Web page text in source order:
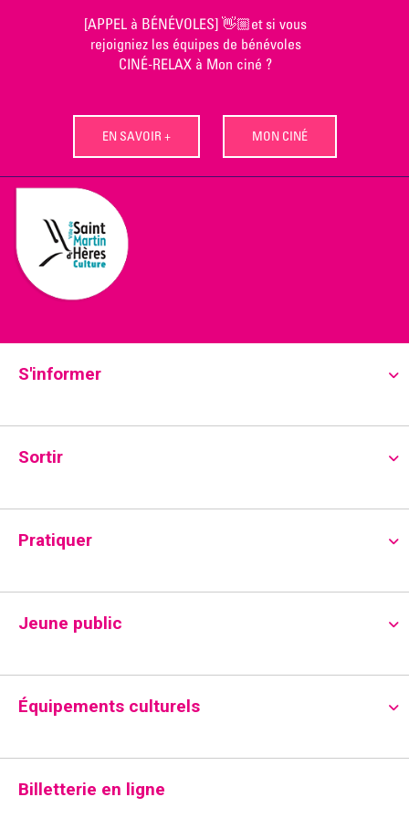
[APPEL à BÉNÉVOLES] 👋🏼et si vous
rejoigniez les équipes de bénévoles
CINÉ-RELAX à Mon ciné ?
EN SAVOIR + MON CINÉ
S'informer
Sortir
Pratiquer
Jeune public
Équipements culturels
Billetterie en ligne
Accueil»Sortir»Danse»[Danse] PUZZLE – Cie KAY📍L’heure
bleue
[Danse] PUZZLE – Cie KAY📍